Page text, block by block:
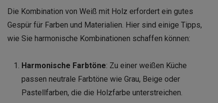
Die Kombination von Weiß mit Holz erfordert ein gutes
Gespür für Farben und Materialien. Hier sind einige Tipps,
wie Sie harmonische Kombinationen schaffen können:
Harmonische Farbtöne: Zu einer weißen Küche
passen neutrale Farbtöne wie Grau, Beige oder
Pastellfarben, die die Holzfarbe unterstreichen.